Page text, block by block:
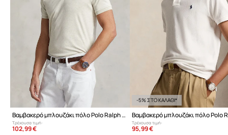
Βαμβακερό μπλουζάκι πόλο Polo Ralph Lauren
Τρέχουσα τιμή:
102,99 €
-5% ΣΤΟ ΚΑΛΑΘΙ*
Τρέχουσα τιμή:
95,99 €